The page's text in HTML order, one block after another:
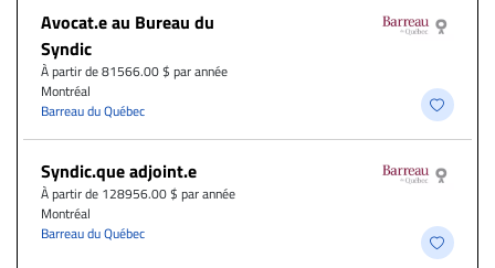
Avocat.e au Bureau du
Syndic
À partir de 81566.00 $ par année
Montréal
Barreau du Québec
Syndic.que adjoint.e
À partir de 128956.00 $ par année
Montréal
Barreau du Québec